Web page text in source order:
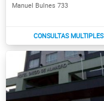
Manuel Bulnes 733